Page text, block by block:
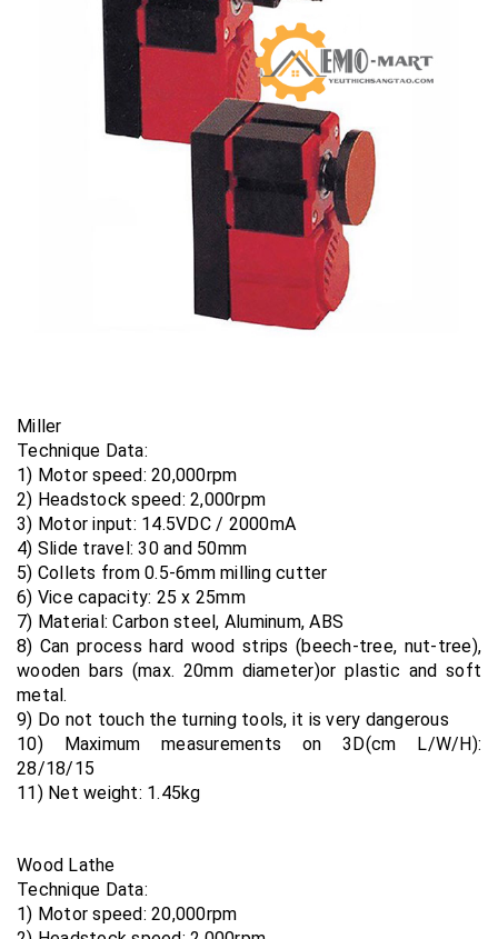
Miller
Technique Data:
1) Motor speed: 20,000rpm
2) Headstock speed: 2,000rpm
3) Motor input: 14.5VDC / 2000mA
4) Slide travel: 30 and 50mm
5) Collets from 0.5-6mm milling cutter
6) Vice capacity: 25 x 25mm
7) Material: Carbon steel, Aluminum, ABS
8) Can process hard wood strips (beech-tree, nut-tree),
wooden bars (max. 20mm diameter)or plastic and soft
metal.
9) Do not touch the turning tools, it is very dangerous
10) Maximum measurements on 3D(cm L/W/H):
28/18/15
11) Net weight: 1.45kg
Wood Lathe
Technique Data:
1) Motor speed: 20,000rpm